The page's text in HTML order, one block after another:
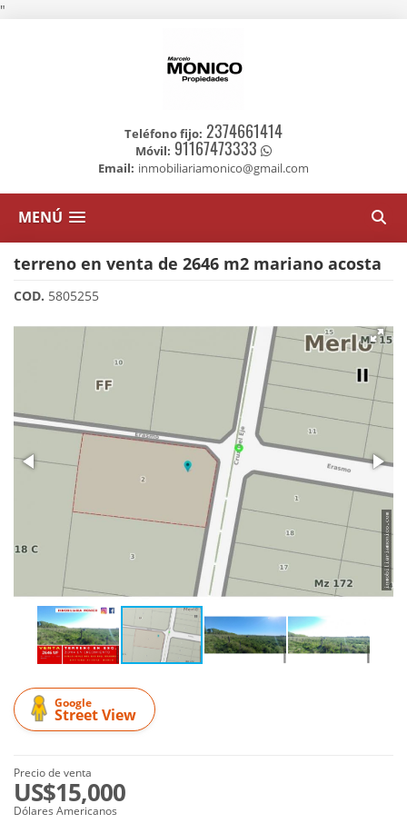
"
Teléfono fijo: 2374661414
Móvil: 91167473333
Email: inmobiliariamonico@gmail.com
MENÚ
terreno en venta de 2646 m2 mariano acosta
COD. 5805255
Google
Street View
Precio de venta
US$15,000
Dólares Americanos